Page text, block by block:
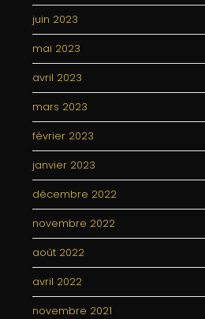
juin 2023
mai 2023
avril 2023
mars 2023
février 2023
janvier 2023
décembre 2022
novembre 2022
août 2022
avril 2022
novembre 2021